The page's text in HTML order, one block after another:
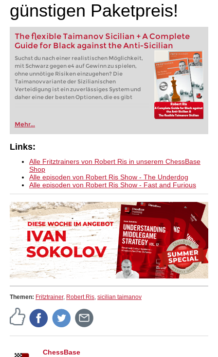
günstigen Paketpreis!
The flexible Taimanov Sicilian + A Complete
Guide for Black against the Anti-Sicilian
Suchst du nach einer realistischen Möglichkeit,
mit Schwarz gegen e4 auf Gewinn zu spielen,
ohne unnötige Risiken einzugehen? Die
Taimanovvariante der Sizilianischen
Verteidigung ist ein zuverlässiges System und
daher eine der besten Optionen, die es gibt
Mehr...
Links:
Alle Fritztrainers von Robert Ris in unserem ChessBase
Shop
Alle episoden von Robert Ris Show - The Underdog
Alle episoden von Robert Ris Show - Fast and Furious
Themen: Fritztrainer, Robert Ris, sicilian taimanov
ChessBase